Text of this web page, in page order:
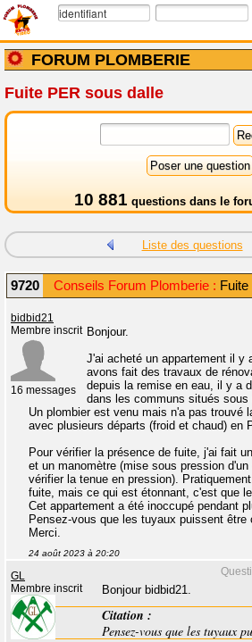
FORUM PLOMBERIE
Fuite PER sous dalle
10 881 questions dans le
Liste des questions
9720 Conseils Forum Plomberie :
bidbid21
Membre inscrit
16 messages
Bonjour.
J'ai acheté un appartement il y
avons fait des travaux de
depuis la remise en eau, il y a
dans les communs situés sous
Un plombier est venu mais n'a pas trouvé
avec plusieurs départs (froid et chaud) en
Pour vérifier la présence de fuite, j'ai fait
et un manomètre (mise sous pression
vérifier la tenue en pression).
fuite, mais ce qui est étonnant, c'est que
Cet appartement a été inoccupé pendant
Pensez-vous que les tuyaux puissent être
Merci.
24 août 2023 à 20:20
GL
Membre inscrit
Bonjour bidbid21.
Citation :
Pensez-vous que les tuyaux